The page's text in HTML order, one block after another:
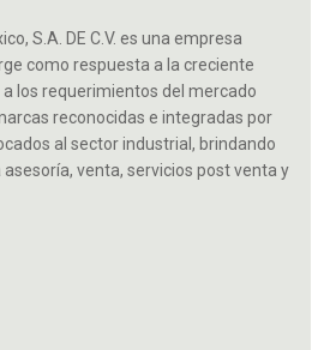
S.A. DE C.V. es una empresa
como respuesta a la creciente
los requerimientos del mercado
reconocidas e integradas por
al sector industrial, brindando
venta, servicios post venta y